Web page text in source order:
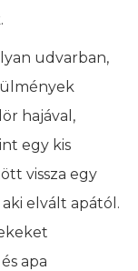
udvarban,
hajával,
egy kis
vissza egy
elvált apától.
apa